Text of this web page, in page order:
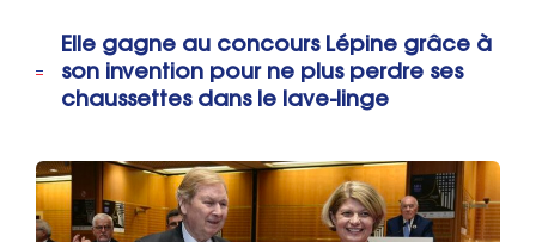
Elle gagne au concours Lépine grâce à
son invention pour ne plus perdre ses
chaussettes dans le lave-linge